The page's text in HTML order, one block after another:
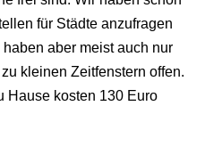
für Städte anzufragen
aber meist auch nur
kleinen Zeitfenstern offen.
Hause kosten 130 Euro